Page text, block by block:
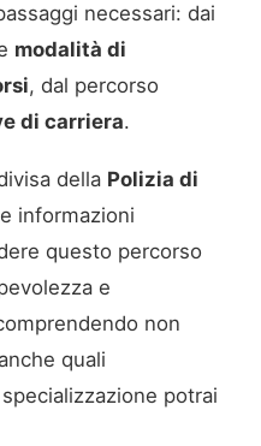
necessari: dai
modalità di
, dal percorso
di carriera.
della Polizia di
informazioni
questo percorso
e
non
quali
potrai